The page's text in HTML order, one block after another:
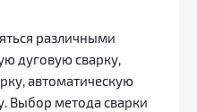
различными
дуговую сварку,
автоматическую
Выбор метода сварки